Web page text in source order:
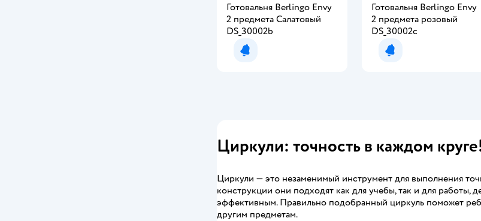
Готовальня Berlingo Envy
2 предмета Салатовый
DS_30002b
Уведомить о появлении
Готовальня Berlingo Envy
2 предмета розовый
DS_30002c
Уведомить о появлении
Циркули: точность в каждом
Циркули — это незаменимый инструмент для выполнения
конструкции они подходят как для учебы, так и для
эффективным. Правильно подобранный циркуль поможет
другим предметам.